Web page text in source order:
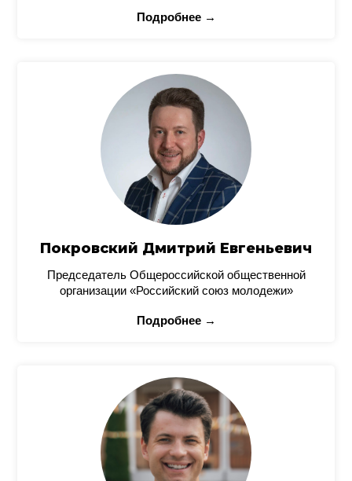
Подробнее →
Покровский Дмитрий Евгеньевич
Председатель Общероссийской общественной
организации «Российский союз молодежи»
Подробнее →